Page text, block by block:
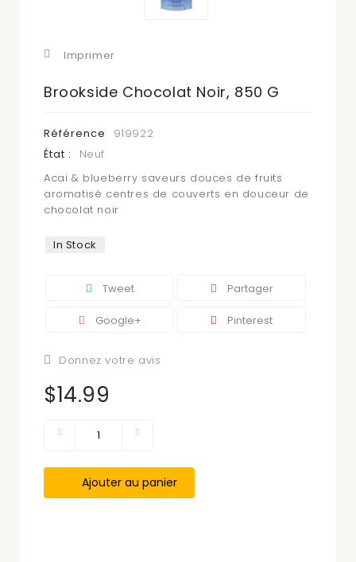
Imprimer
Brookside Chocolat Noir, 850 G
Référence
919922
État :
Neuf
Acai & blueberry saveurs douces de fruits
aromatisé centres de couverts en douceur de
chocolat noir
In Stock
Tweet Partager
Google+ Pinterest
Donnez votre avis
$14.99
Ajouter au panier